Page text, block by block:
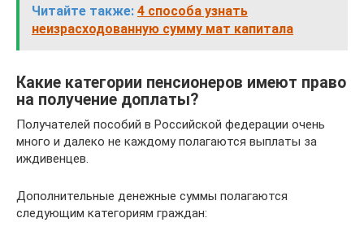
Читайте также: 4 способа узнать
неизрасходованную сумму мат капитала
Какие категории пенсионеров имеют право
на получение доплаты?
Получателей пособий в Российской федерации очень
много и далеко не каждому полагаются выплаты за
иждивенцев.
Дополнительные денежные суммы полагаются
следующим категориям граждан: